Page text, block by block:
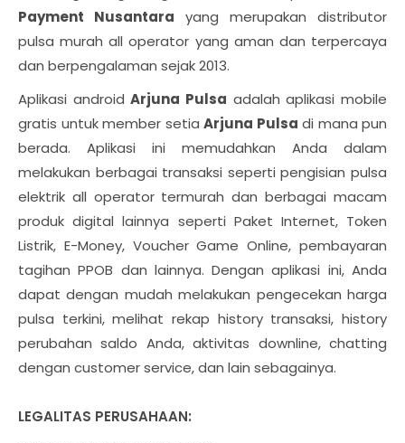
Payment Nusantara yang merupakan distributor
pulsa murah all operator yang aman dan terpercaya
dan berpengalaman sejak 2013.
Aplikasi androidArjuna Pulsa adalah aplikasi mobile
gratis untuk member setia Arjuna Pulsa di mana pun
berada. Aplikasi ini memudahkan Anda dalam
melakukan berbagai transaksi seperti pengisian pulsa
elektrik all operator termurah dan berbagai macam
produk digital lainnya seperti Paket Internet, Token
Listrik, E-Money, Voucher Game Online, pembayaran
tagihan PPOB dan lainnya. Dengan aplikasi ini, Anda
dapat dengan mudah melakukan pengecekan harga
pulsa terkini, melihat rekap history transaksi, history
perubahan saldo Anda, aktivitas downline, chatting
dengan customer service, dan lain sebagainya.
LEGALITAS PERUSAHAAN: